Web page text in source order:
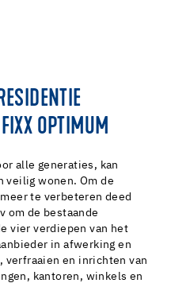
OPTIMUM
alle generaties, kan
veilig wonen. Om de
te verbeteren deed
om de bestaande
vier verdiepen van het
in afwerking en
verfraaien en inrichten van
kantoren, winkels en